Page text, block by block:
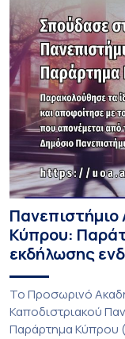
Κύπρου:
εκδήλωσης
Το Προσωρινό
Καποδιστριακού
Παράρτημα Κύπρου